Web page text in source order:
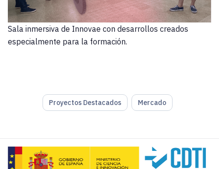
Sala inmersiva de Innovae con desarrollos creados
especialmente para la formación.
La utilización de tecnologías de realidad extendida en
Proyectos Destacados Mercado